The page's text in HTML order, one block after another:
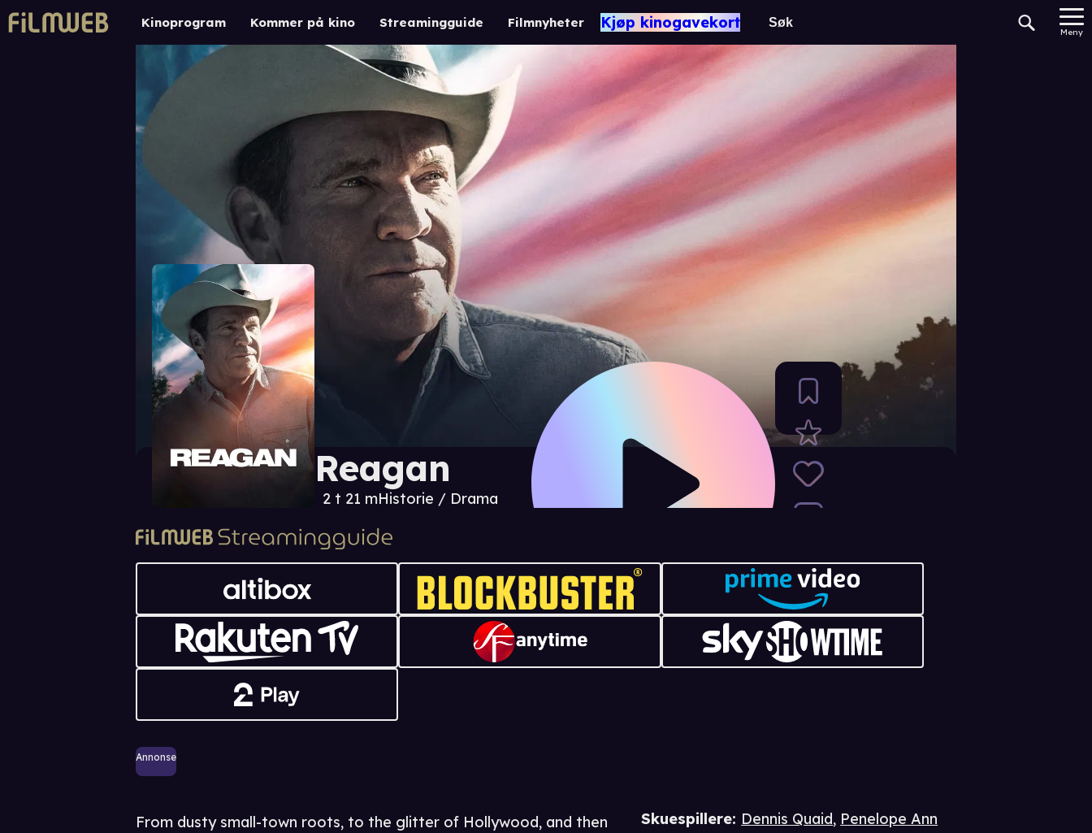
Kinoprogram Kommer på kino Streamingguide Filmnyheter Kjøp kinogavekort
Meny
Reagan
2 t 21 mHistorie / Drama
Annonse
Skuespillere: Dennis Quaid, Penelope Ann
From dusty small-town roots, to the glitter of Hollywood, and then